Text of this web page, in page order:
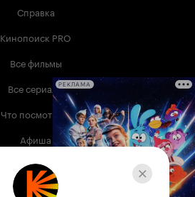
Справка
Кинопоиск PRO
Все фильмы
Все сериалы
Что посмотреть
Афиша
Музыка
Телепрограмма
РЕКЛАМА